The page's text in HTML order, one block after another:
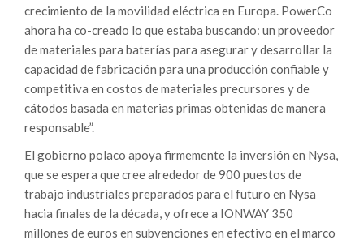
crecimiento de la movilidad eléctrica en Europa. PowerCo
ahora ha co-creado lo que estaba buscando: un proveedor
de materiales para baterías para asegurar y desarrollar la
capacidad de fabricación para una producción confiable y
competitiva en costos de materiales precursores y de
cátodos basada en materias primas obtenidas de manera
responsable”.
El gobierno polaco apoya firmemente la inversión en Nysa,
que se espera que cree alrededor de 900 puestos de
trabajo industriales preparados para el futuro en Nysa
hacia finales de la década, y ofrece a IONWAY 350
millones de euros en subvenciones en efectivo en el marco